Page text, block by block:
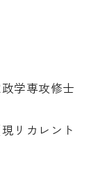
学専攻修士
リカレント